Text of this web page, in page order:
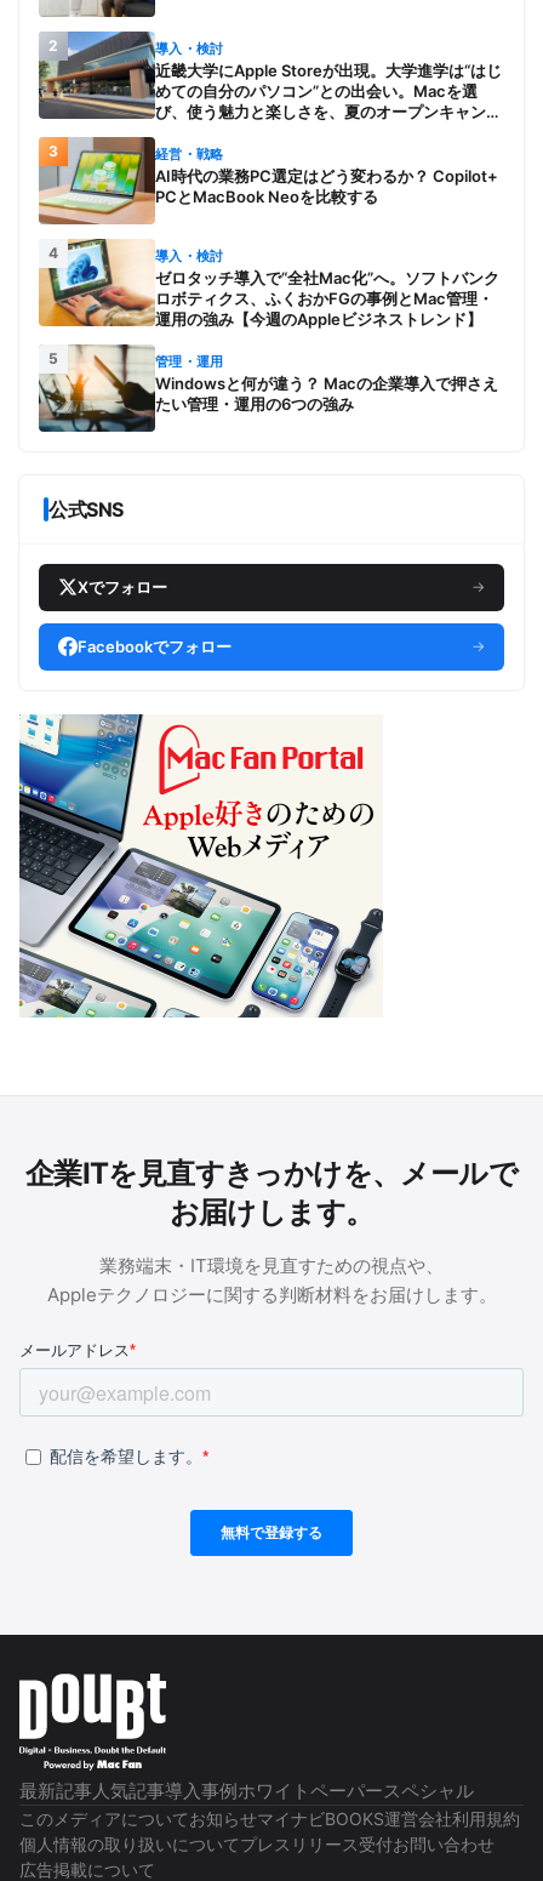
2 導入・検討
近畿大学にApple Storeが出現。大学進学は“はじ
めての自分のパソコン”との出会い。Macを選
び、使う魅力と楽しさを、夏のオープンキャンパ
3 経営・戦略
AI時代の業務PC選定はどう変わるか？ Copilot+
PCとMacBook Neoを比較する
4 導入・検討
ゼロタッチ導入で“全社Mac化”へ。ソフトバンク
ロボティクス、ふくおかFGの事例とMac管理・
運用の強み【今週のAppleビジネストレンド】
5 管理・運用
Windowsと何が違う？ Macの企業導入で押さえ
たい管理・運用の6つの強み
公式SNS
Xでフォロー →
Facebookでフォロー →
企業ITを見直すきっかけを、メールで
お届けします。
業務端末・IT環境を見直すための視点や、
Appleテクノロジーに関する判断材料をお届けします。
最新記事人気記事導入事例ホワイトペーパースペシャル
このメディアについてお知らせマイナビBOOKS運営会社利用規約
個人情報の取り扱いについてプレスリリース受付お問い合わせ
広告掲載について